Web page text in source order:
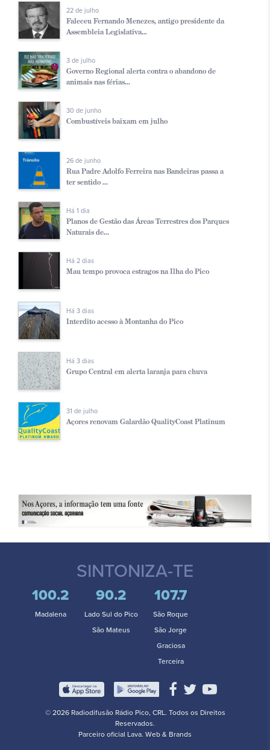
22 de julho
Faleceu Fernando Menezes, antigo presidente da
Assembleia Legislativa...
3 de julho
Governo Regional alerta contra o abandono de
animais nas férias...
30 de junho
Combustíveis baixam em julho
26 de junho
Rua Padre Adolfo Ferreira nas Bandeiras passa a
ter sentido ...
Há 1 dia
Planos de Gestão das Áreas Terrestres dos Parques
Naturais de...
Há 2 dias
Mau tempo provoca estragos na Ilha do Pico
Há 3 dias
Interdito acesso à Montanha do Pico
Há 3 dias
Grupo Central em alerta laranja para chuva
31 de julho
Açores renovam Galardão QualityCoast Platinum
SINTONIZA-TE
100.2
Madalena
90.2
Lado Sul do Pico
São Mateus
107.7
São Roque
São Jorge
Graciosa
Terceira
© 2026 Radiodifusão Rádio Pico, CRL. Todos os Direitos
Reservados.
Parceiro oficial Lava. Web & Brands